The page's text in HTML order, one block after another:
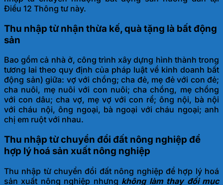
Điều 12 Thông tư này.
Thu nhập từ nhận thừa kế, quà tặng là bất động
sản
Bao gồm cả nhà ở, công trình xây dựng hình thành trong
tương lai theo quy định của pháp luật về kinh doanh bất
động sản) giữa: vợ với chồng; cha đẻ, mẹ đẻ với con đẻ;
cha nuôi, mẹ nuôi với con nuôi; cha chồng, mẹ chồng
với con dâu; cha vợ, mẹ vợ với con rể; ông nội, bà nội
với cháu nội, ông ngoại, bà ngoại với cháu ngoại; anh
chị em ruột với nhau.
Thu nhập từ chuyển đổi đất nông nghiệp để
hợp lý hoá sản xuất nông nghiệp
Thu nhập từ chuyển đổi đất nông nghiệp để hợp lý hoá
sản xuất nông nghiệp nhưng không làm thay đổi mục